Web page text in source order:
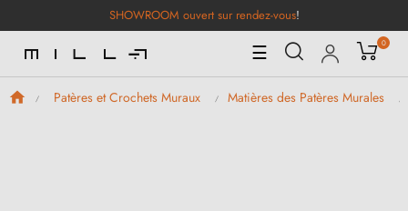
SHOWROOM ouvert sur rendez-vous!
Basculer
la
navigation
☰ 0
Patères et Crochets Muraux Matières des Patères Murales